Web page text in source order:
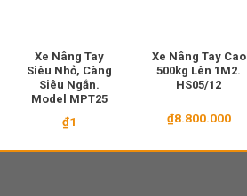
Xe Nâng Tay
Siêu Nhỏ, Càng
Siêu Ngắn.
Model MPT25
₫1
Xe Nâng Tay Cao
500kg Lên 1M2.
HS05/12
₫8.800.000